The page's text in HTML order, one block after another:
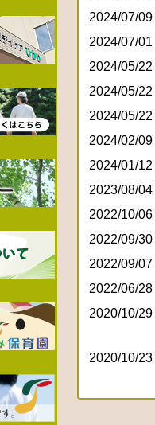
2024/07/09
2024/07/01
2024/05/22
2024/05/22
2024/05/22
2024/02/09
2024/01/12
2023/08/04
2022/10/06
2022/09/30
2022/09/07
2022/06/28
2020/10/29
2020/10/23